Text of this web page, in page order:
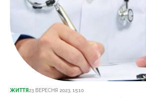
ЖИТТЯ23 ВЕРЕСНЯ 2023, 15:10